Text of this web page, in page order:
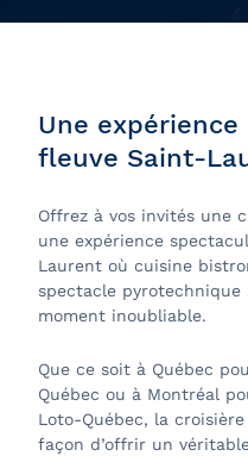
Une
fleuve Saint-
Offrez à vos invités une
une expérience
Laurent où cuisine
spectacle
moment inoubliable.
Que ce soit à Québec
Québec ou à Montréal
Loto-Québec, la
façon d’offrir un